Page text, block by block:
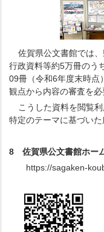
佐賀県公文書館では
行政資料等約5万冊のう
09冊（令和6年度末時点
観点から内容の審査を必
こうした資料を閲覧
特定のテーマに基づい
8 佐賀県公文書館ホー
https://sagaken-